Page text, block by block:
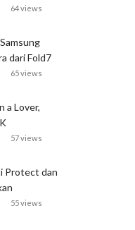
64 views
dari Fold7
65 views
a Lover,
Lagu
57 views
Protect dan
Kereta
55 views